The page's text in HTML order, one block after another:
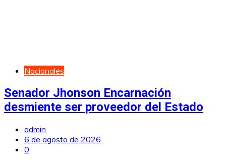
Nacionales
Senador Jhonson Encarnación
desmiente ser proveedor del Estado
admin
6 de agosto de 2026
0